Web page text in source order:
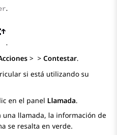
.
.
> > Contestar.
si está utilizando su
en el panel Llamada.
una llamada, la información de
se resalta en verde.